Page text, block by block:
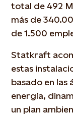
total de 492
más de
de 1.500
Statkraft
estas
basado en las
energía,
un plan